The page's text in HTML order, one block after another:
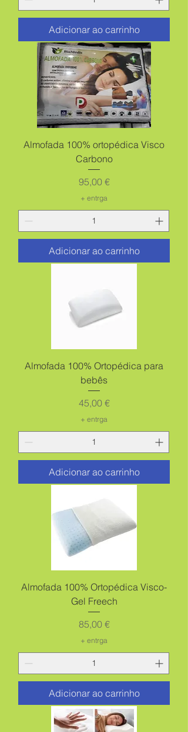
Adicionar ao carrinho
Almofada 100% ortopédica Visco
Carbono
Preço
95,00 €
+ entrga
Adicionar ao carrinho
Almofada 100% Ortopédica para
bebês
Preço
45,00 €
+ entrga
Adicionar ao carrinho
Almofada 100% Ortopédica Visco-
Gel Freech
Preço
85,00 €
+ entrga
Adicionar ao carrinho